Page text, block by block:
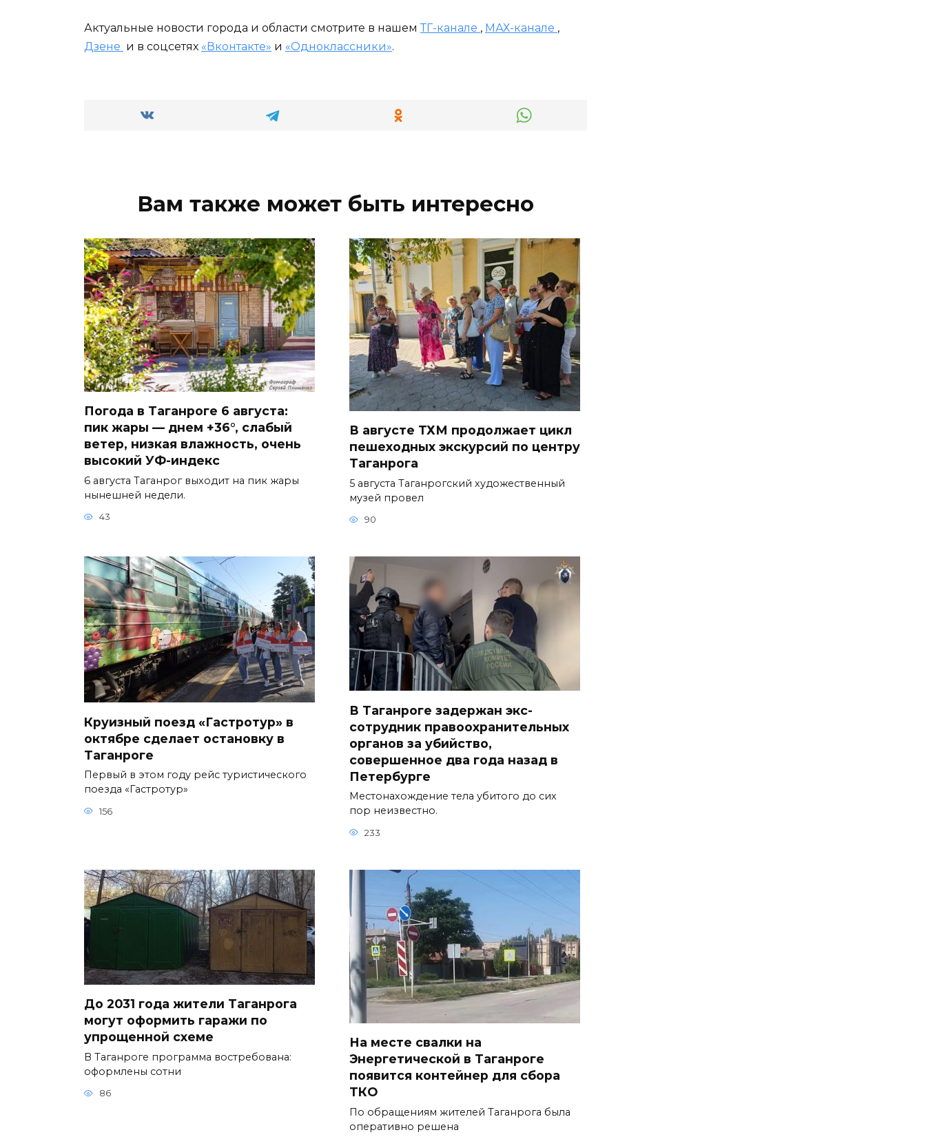
Актуальные новости города и области смотрите в нашем ТГ-канале , МАХ-канале ,
Дзене и в соцсетях «Вконтакте» и «Одноклассники».
Вам также может быть интересно
Погода в Таганроге 6 августа:
пик жары — днем +36°, слабый
ветер, низкая влажность, очень
высокий УФ-индекс
6 августа Таганрог выходит на пик жары
нынешней недели.
43
В августе ТХМ продолжает цикл
пешеходных экскурсий по центру
Таганрога
5 августа Таганрогский художественный
музей провел
90
Круизный поезд «Гастротур» в
октябре сделает остановку в
Таганроге
Первый в этом году рейс туристического
поезда «Гастротур»
156
В Таганроге задержан экс-
сотрудник правоохранительных
органов за убийство,
совершенное два года назад в
Петербурге
Местонахождение тела убитого до сих
пор неизвестно.
233
До 2031 года жители Таганрога
могут оформить гаражи по
упрощенной схеме
В Таганроге программа востребована:
оформлены сотни
86
На месте свалки на
Энергетической в Таганроге
появится контейнер для сбора
ТКО
По обращениям жителей Таганрога была
оперативно решена